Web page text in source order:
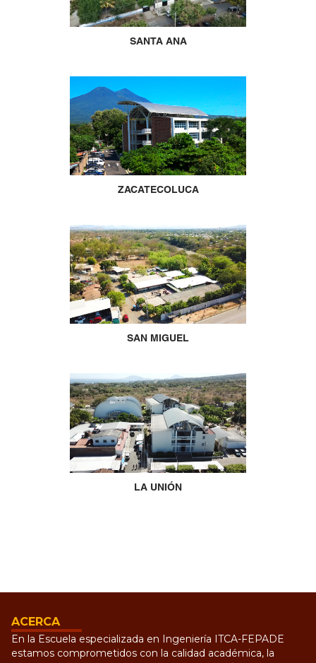
SANTA ANA
ZACATECOLUCA
SAN MIGUEL
LA UNIÓN
ACERCA
En la Escuela especializada en Ingeniería ITCA-FEPADE
estamos comprometidos con la calidad académica, la